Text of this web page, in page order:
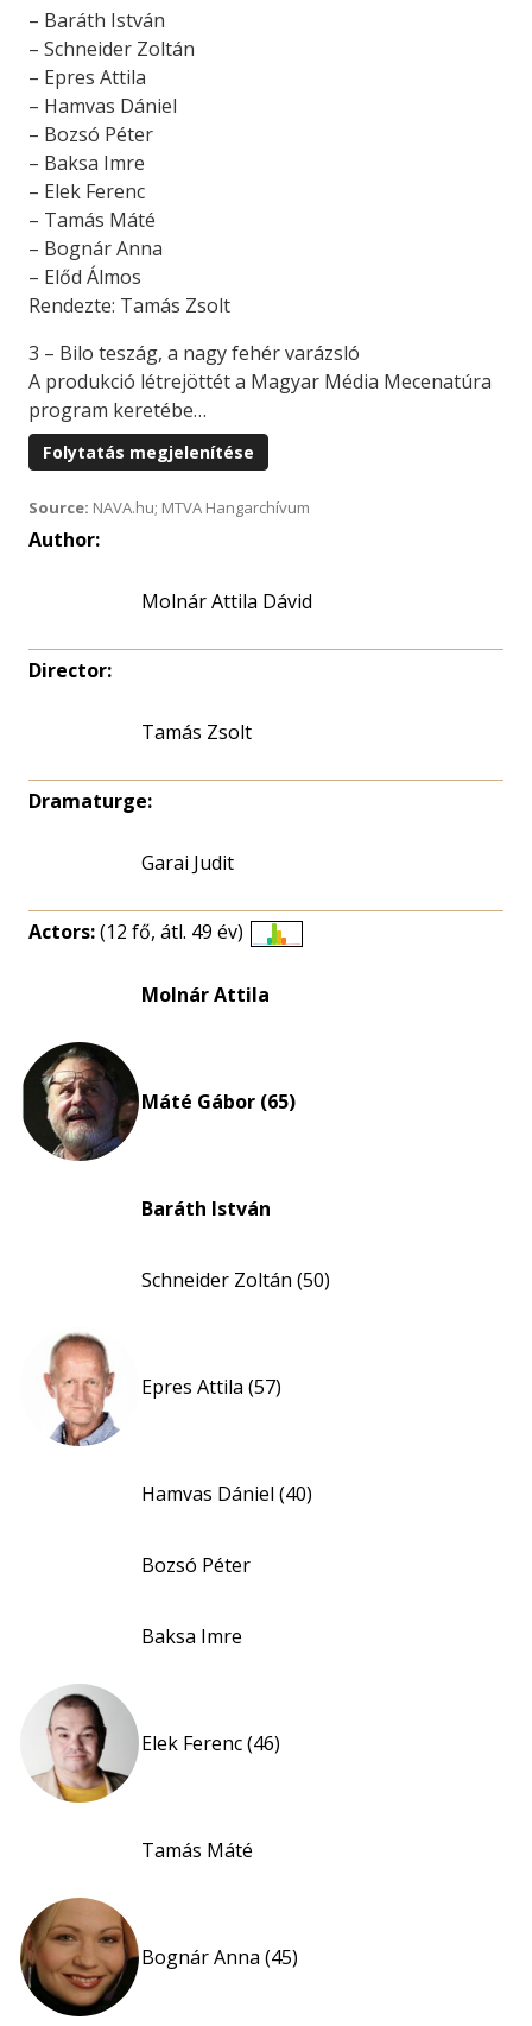
– Baráth István
– Schneider Zoltán
– Epres Attila
– Hamvas Dániel
– Bozsó Péter
– Baksa Imre
– Elek Ferenc
– Tamás Máté
– Bognár Anna
– Előd Álmos
Rendezte: Tamás Zsolt
3 – Bilo teszág, a nagy fehér varázsló
A produkció létrejöttét a Magyar Média Mecenatúra
program keretébe…
Folytatás megjelenítése
Source: NAVA.hu; MTVA Hangarchívum
Author:
Molnár Attila Dávid
Director:
Tamás Zsolt
Dramaturge:
Garai Judit
Actors:(12 fő, átl. 49 év)
Molnár Attila
Máté Gábor (65)
Baráth István
Schneider Zoltán (50)
Epres Attila (57)
Hamvas Dániel (40)
Bozsó Péter
Baksa Imre
Elek Ferenc (46)
Tamás Máté
Bognár Anna (45)